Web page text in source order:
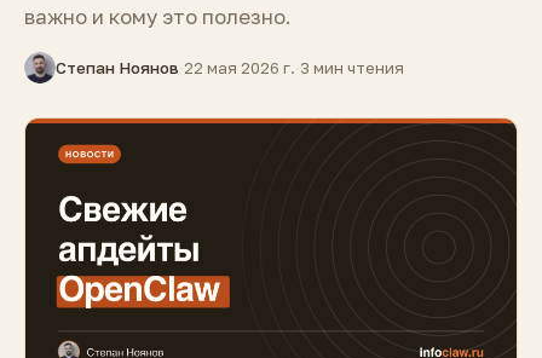
важно и кому это полезно.
Степан Ноянов·22 мая 2026 г.·3 мин чтения